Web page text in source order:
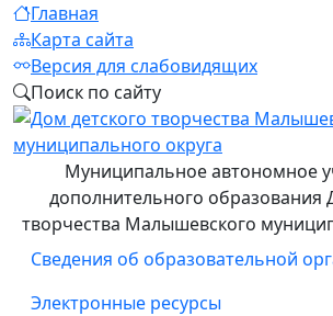
Главная
Карта сайта
Версия для слабовидящих
Поиск по сайту
Муниципальное автономное
дополнительного образования
творчества Малышевского
Сведения об образовательной
Электронные ресурсы